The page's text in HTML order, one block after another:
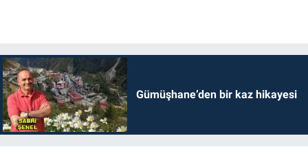
Gümüşhane’den bir kaz hikayesi